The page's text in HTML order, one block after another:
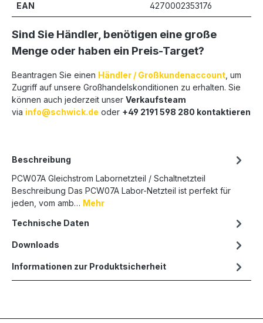
EAN 4270002353176
Sind Sie Händler, benötigen eine große
Menge oder haben ein Preis-Target?
Beantragen Sie einen Händler / Großkundenaccount , um
Zugriff auf unsere Großhandelskonditionen zu erhalten. Sie
können auch jederzeit unser Verkaufsteam
via info@schwick.de oder +49 2191 598 280 kontaktieren
Beschreibung
PCW07A Gleichstrom Labornetzteil / Schaltnetzteil
Beschreibung Das PCW07A Labor-Netzteil ist perfekt für
jeden, vom amb… Mehr
Technische Daten
Downloads
Informationen zur Produktsicherheit